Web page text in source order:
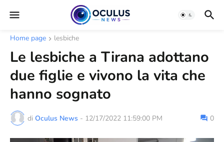
Home page lesbiche
Le lesbiche a Tirana adottano
due figlie e vivono la vita che
hanno sognato
di Oculus News - 12/17/2022 11:59:00 PM 0